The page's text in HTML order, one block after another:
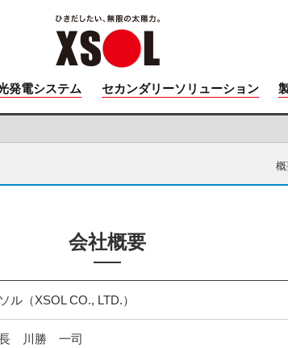
発電システム セカンダリーソリューション
会社概要
ル（XSOL CO., LTD.）
長 川勝 一司